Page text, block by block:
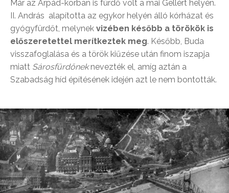
Már az Árpád-korban is fürdő volt a mai Gellért helyén.
II. András alapította az egykor helyén álló kórházat és
gyógyfürdőt, melynek vizében később a törökök is
előszeretettel merítkeztek meg. Később, Buda
visszafoglalása és a török kiűzése után finom iszapja
miatt Sárosfürdőneknevezték el, amíg aztán a
Szabadság híd építésének idején azt le nem bontották.